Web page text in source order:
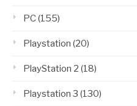
PC(155)
Playstation (20)
PlayStation 2 (18)
Playstation 3 (130)